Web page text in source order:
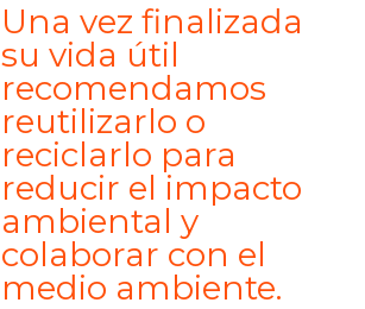
Una vez finalizada
su vida útil
recomendamos
reutilizarlo o
reciclarlo para
reducir el impacto
ambiental y
colaborar con el
medio ambiente.